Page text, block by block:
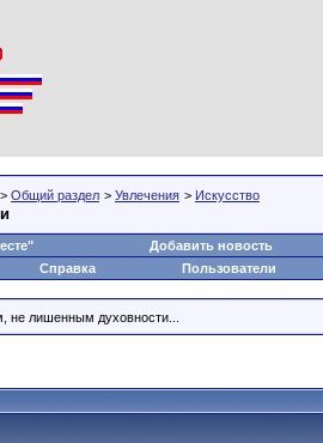
> Общий раздел > Увлечения > Искусство
Добавить новость
Справка Пользователи
не лишенным духовности...